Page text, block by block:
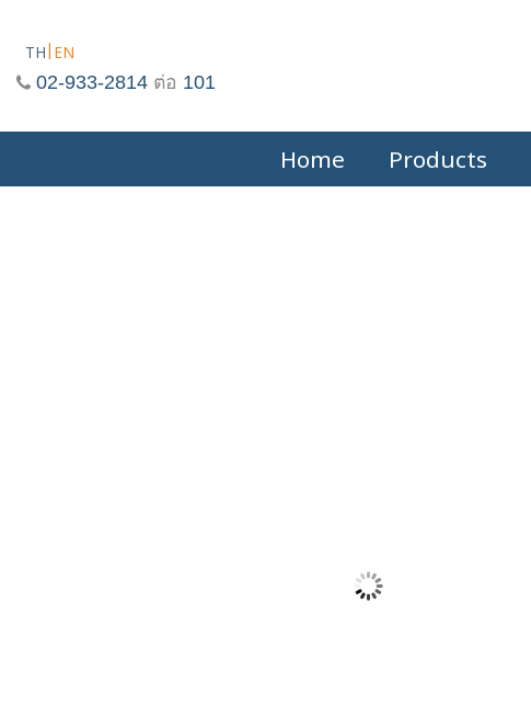
TH EN
02-933-2814 ต่อ 101
Home Products